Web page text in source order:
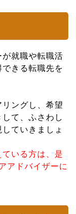
就職や転職活
きる転職先を
ングし、希望
て、ふさわし
ていきましょ
いる方は、是
アドバイザーに